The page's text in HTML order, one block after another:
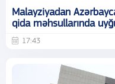
Malayziyadan
qida məhsullarında
17:43